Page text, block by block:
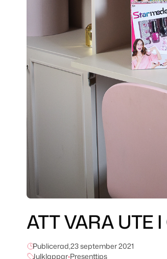
ATT VARA UTE
Publicerad, 23 september 2021
Julklappar•Presenttips